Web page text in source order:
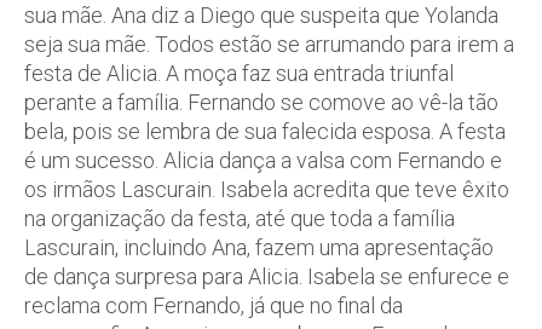
sua mãe. Ana diz a Diego que suspeita que Yolanda
seja sua mãe. Todos estão se arrumando para irem a
festa de Alicia. A moça faz sua entrada triunfal
perante a família. Fernando se comove ao vê-la tão
bela, pois se lembra de sua falecida esposa. A festa
é um sucesso. Alicia dança a valsa com Fernando e
os irmãos Lascurain. Isabela acredita que teve êxito
na organização da festa, até que toda a família
Lascurain, incluindo Ana, fazem uma apresentação
de dança surpresa para Alicia. Isabela se enfurece e
reclama com Fernando, já que no final da